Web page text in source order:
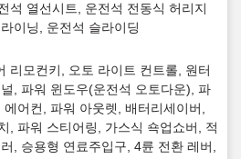
석 열선시트, 운전석 전동식 허리지
이닝, 운전석 슬라이딩
리모컨키, 오토 라이트 컨트롤, 원터
, 파워 윈도우(운전석 오토다운), 파
어컨, 파워 아웃렛, 배터리세이버,
, 파워 스티어링, 가스식 쇽업쇼버, 적
, 승용형 연료주입구, 4륜 전환 레버,